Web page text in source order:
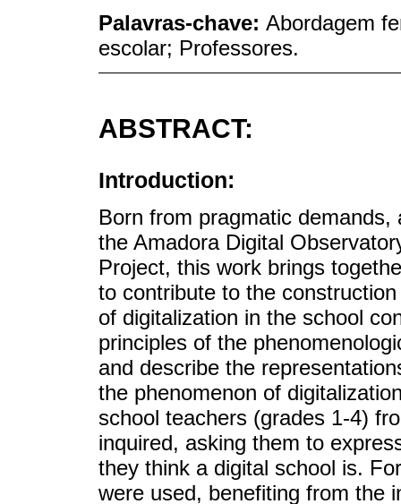
Palavras-chave: Abordagem
escolar; Professores.
ABSTRACT:
Introduction:
Born from pragmatic
the Amadora Digital
Project, this work brings
to contribute to the
of digitalization in the school
principles of the
and describe the
the phenomenon of
school teachers (grades 1-4)
inquired, asking them to
they think a digital school is.
were used, benefiting from the